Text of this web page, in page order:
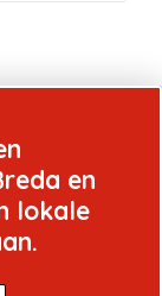
en
lokale